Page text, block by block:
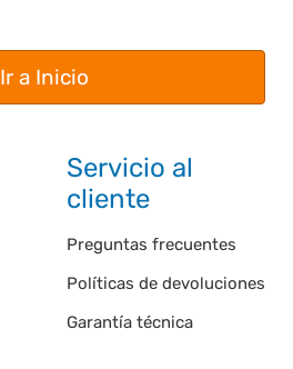
Ir a Inicio
Servicio al
cliente
Preguntas frecuentes
Políticas de devoluciones
Garantía técnica